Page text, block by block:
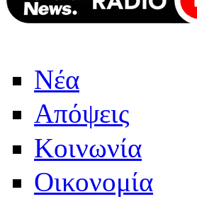
Νέα
Απόψεις
Κοινωνία
Οικονομία